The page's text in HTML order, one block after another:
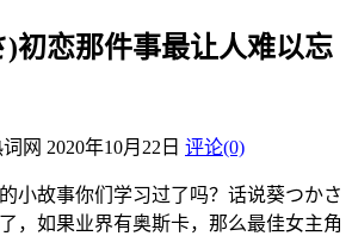
初恋那件事最让人难以忘
网 2020年10月22日 评论(0)
小故事你们学习过了吗？话说葵つかさ
，如果业界有奥斯卡，那么最佳女主角